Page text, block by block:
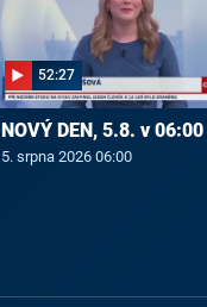
52:27
NOVÝ DEN, 5.8. v 06:00
5. srpna 2026 06:00